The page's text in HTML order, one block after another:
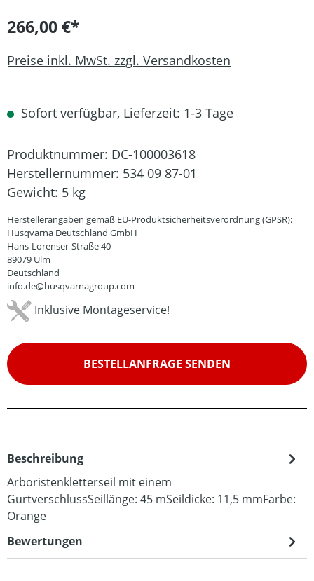
266,00 €*
Preise inkl. MwSt. zzgl. Versandkosten
Sofort verfügbar, Lieferzeit: 1-3 Tage
Produktnummer: DC-100003618
Herstellernummer: 534 09 87-01
Gewicht: 5 kg
Herstellerangaben gemäß EU-Produktsicherheitsverordnung (GPSR):
Husqvarna Deutschland GmbH
Hans-Lorenser-Straße 40
89079 Ulm
Deutschland
info.de@husqvarnagroup.com
Inklusive Montageservice!
BESTELLANFRAGE SENDEN
Beschreibung
Arboristenkletterseil mit einem
GurtverschlussSeillänge: 45 mSeildicke: 11,5 mmFarbe:
Orange
Bewertungen